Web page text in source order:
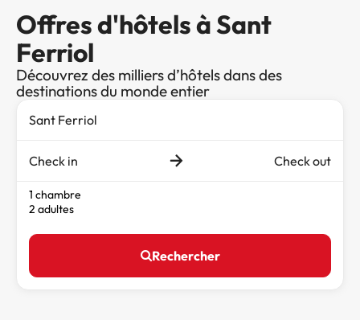
Offres d'hôtels à Sant
Ferriol
Découvrez des milliers d’hôtels dans des
destinations du monde entier
Check in Check out
1 chambre
2 adultes
Rechercher